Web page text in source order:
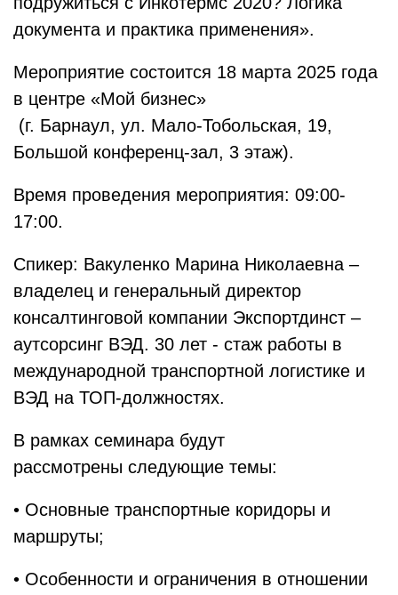
документа и практика применения».
Мероприятие состоится 18 марта 2025 года
в центре «Мой бизнес»
(г. Барнаул, ул. Мало-Тобольская, 19,
Большой конференц-зал, 3 этаж).
Время проведения мероприятия: 09:00-
17:00.
Спикер: Вакуленко Марина Николаевна –
владелец и генеральный директор
консалтинговой компании Экспортдинст –
аутсорсинг ВЭД. 30 лет - стаж работы в
международной транспортной логистике и
ВЭД на ТОП-должностях.
В рамках семинара будут
рассмотрены следующие темы:
• Основные транспортные коридоры и
маршруты;
• Особенности и ограничения в отношении